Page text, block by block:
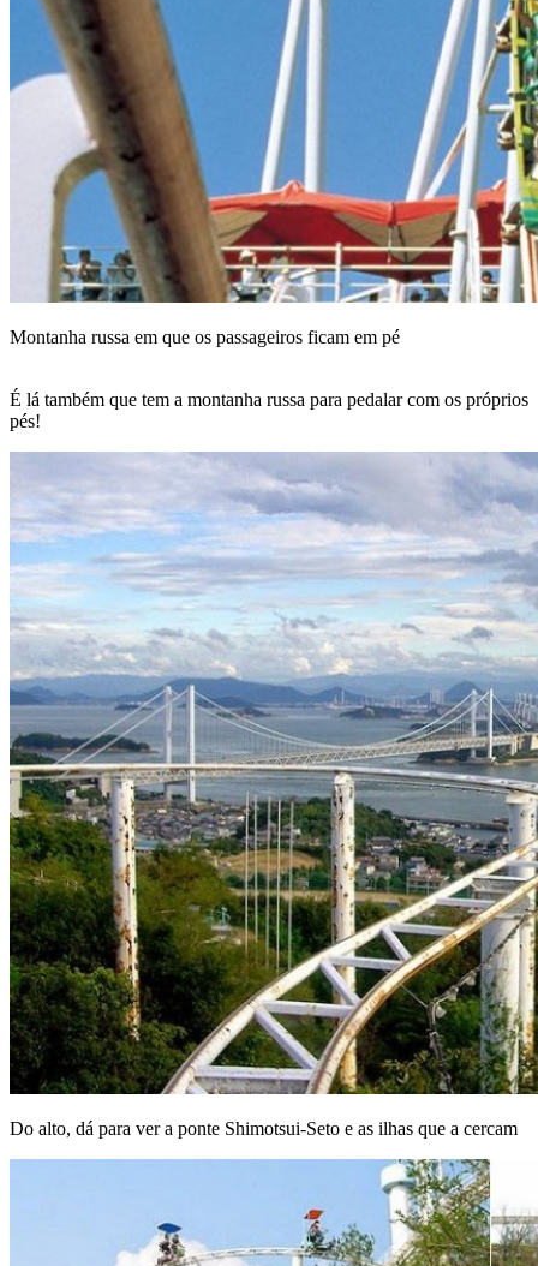
Montanha russa em que os passageiros ficam em pé
É lá também que tem a montanha russa para pedalar com os próprios
pés!
Do alto, dá para ver a ponte Shimotsui-Seto e as ilhas que a cercam